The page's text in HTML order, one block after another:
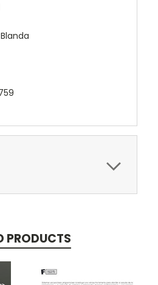
Blanda
PRODUCTS